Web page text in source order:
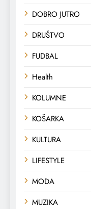
DOBRO JUTRO
DRUŠTVO
FUDBAL
Health
KOLUMNE
KOŠARKA
KULTURA
LIFESTYLE
MODA
MUZIKA